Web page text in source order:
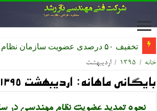
تخفیف ۵۰ درصدی عضویت سازمان نظام مهندسی کشاورزی
خانه / ۱۳۹۵ / اردیبهشت
بایگانی ماهانه: اردیبهشت ۱۳۹۵